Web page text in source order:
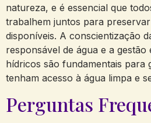
natureza, e é essencial que
trabalhem juntos para
disponíveis. A conscientização
responsável de água e a
hídricos são fundamentais para
tenham acesso à água limpa e
Perguntas